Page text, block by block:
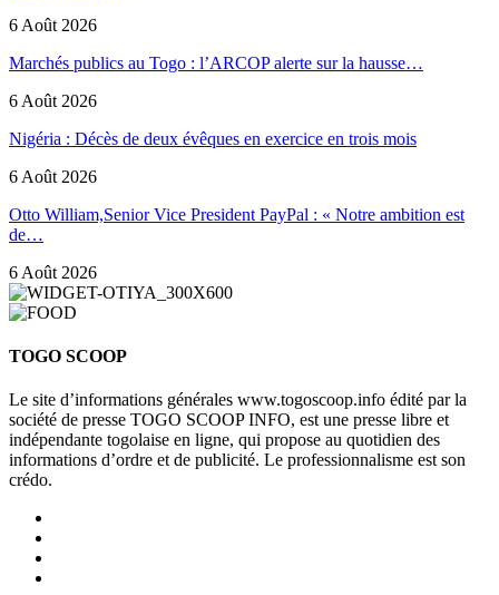
6 Août 2026
Marchés publics au Togo : l’ARCOP alerte sur la hausse…
6 Août 2026
Nigéria : Décès de deux évêques en exercice en trois mois
6 Août 2026
Otto William,Senior Vice President PayPal : « Notre ambition est
de…
6 Août 2026
TOGO SCOOP
Le site d’informations générales www.togoscoop.info édité par la
société de presse TOGO SCOOP INFO, est une presse libre et
indépendante togolaise en ligne, qui propose au quotidien des
informations d’ordre et de publicité. Le professionnalisme est son
crédo.